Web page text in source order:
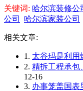
关键词: 哈尔滨装修公
公司
哈尔滨家装公司
相关文章:
1. 太谷玛是利用
2. 精拆工程承包
12-16
3. 办事笼盖国表